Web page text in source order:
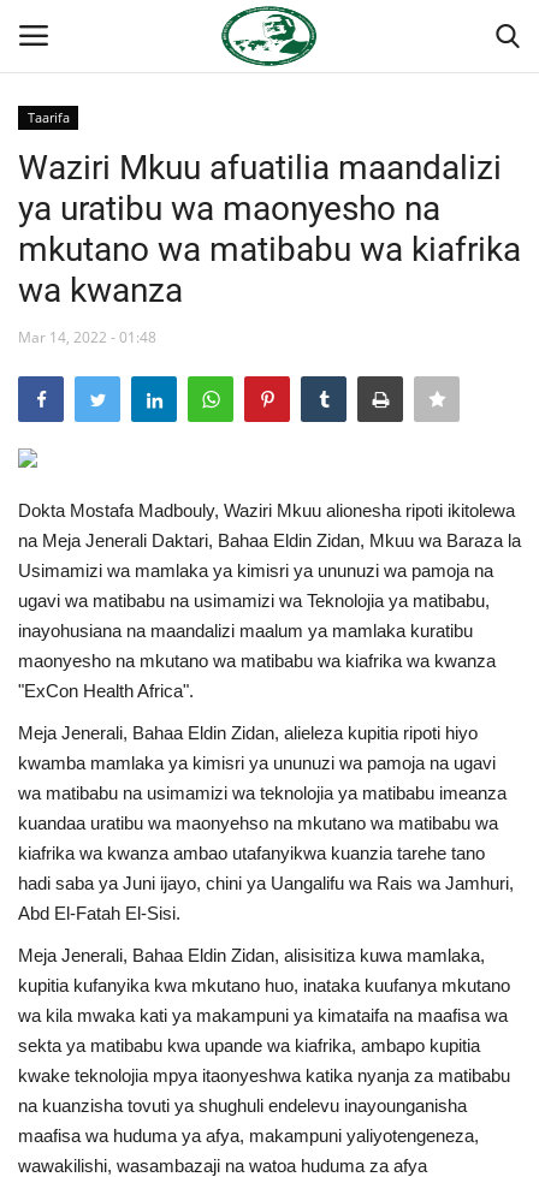
Nyumba
Jukwaa la Nasser la Kimataifa
Wasiliana
Onyesho la Majaribio
Misri
Timu yetu
Urithi wa Nasser
Habari
Harakati ya Nasser kwa Vijana
Kanuni na Masharti ya Udhamini wa
Nasser
Udhamini wa Nasser
Nyaraka na Marejeleo
Waanzilishi
Raia wa ulimwengu mzima
Nyaraka
Nafasi
Taarifa
Waziri Mkuu afuatilia maandalizi
ya uratibu wa maonyesho na
mkutano wa matibabu wa kiafrika
wa kwanza
Mar 14, 2022 - 01:48
Dokta Mostafa Madbouly, Waziri Mkuu alionesha ripoti ikitolewa
na Meja Jenerali Daktari, Bahaa Eldin Zidan, Mkuu wa Baraza la
Usimamizi wa mamlaka ya kimisri ya ununuzi wa pamoja na
ugavi wa matibabu na usimamizi wa Teknolojia ya matibabu,
inayohusiana na maandalizi maalum ya mamlaka kuratibu
maonyesho na mkutano wa matibabu wa kiafrika wa kwanza
"ExCon Health Africa".
Meja Jenerali, Bahaa Eldin Zidan, alieleza kupitia ripoti hiyo
kwamba mamlaka ya kimisri ya ununuzi wa pamoja na ugavi
wa matibabu na usimamizi wa teknolojia ya matibabu imeanza
kuandaa uratibu wa maonyehso na mkutano wa matibabu wa
kiafrika wa kwanza ambao utafanyikwa kuanzia tarehe tano
hadi saba ya Juni ijayo, chini ya Uangalifu wa Rais wa Jamhuri,
Abd El-Fatah El-Sisi.
Meja Jenerali, Bahaa Eldin Zidan, alisisitiza kuwa mamlaka,
kupitia kufanyika kwa mkutano huo, inataka kuufanya mkutano
wa kila mwaka kati ya makampuni ya kimataifa na maafisa wa
sekta ya matibabu kwa upande wa kiafrika, ambapo kupitia
kwake teknolojia mpya itaonyeshwa katika nyanja za matibabu
na kuanzisha tovuti ya shughuli endelevu inayounganisha
maafisa wa huduma ya afya, makampuni yaliyotengeneza,
wawakilishi, wasambazaji na watoa huduma za afya